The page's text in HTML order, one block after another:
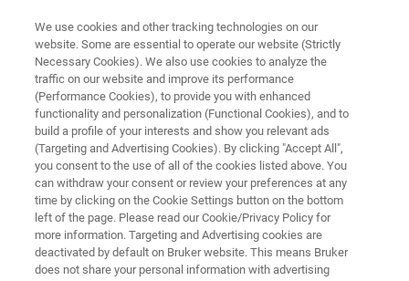
＜ブルカーのエンジニアが解説する＞NANOIRなんでも相談室 オンライン
＜ブルカーのエンジニアが解説
する＞nanoIRなんでも相談室
ブルカーのアプリケーションエンジニアによ
る、皆様のお悩み・ご質問に回答する場を設
ける事となりました。すでにお持ちのユーザ
We use cookies and other tracking technologies on our
website. Some are essential to operate our website (Strictly
Necessary Cookies). We also use cookies to analyze the
traffic on our website and improve its performance
(Performance Cookies), to provide you with enhanced
functionality and personalization (Functional Cookies), and to
build a profile of your interests and show you relevant ads
(Targeting and Advertising Cookies). By clicking "Accept All",
you consent to the use of all of the cookies listed above. You
can withdraw your consent or review your preferences at any
time by clicking on the Cookie Settings button on the bottom
left of the page. Please read our Cookie/Privacy Policy for
more information. Targeting and Advertising cookies are
deactivated by default on Bruker website. This means Bruker
does not share your personal information with advertising